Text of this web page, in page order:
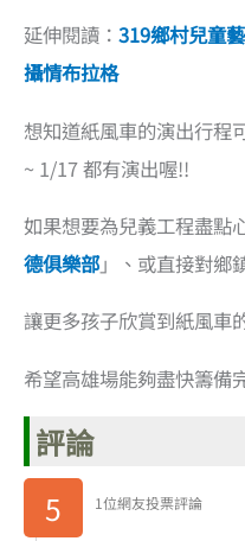
延伸閱讀： 319鄉村兒童
攝情布拉格
想知道紙風車的演出行程
~ 1/17 都有演出喔!!
如果想要為兒義工程盡點
德俱樂部」、或直接對鄉
讓更多孩子欣賞到紙風車
希望高雄場能夠盡快籌備
評論
5
1位網友投票評論